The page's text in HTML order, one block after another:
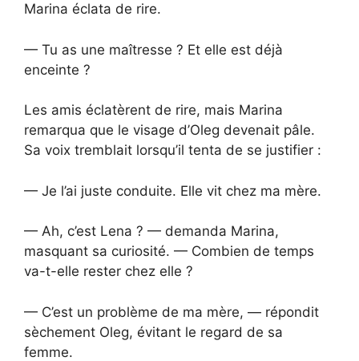
Marina éclata de rire.
— Tu as une maîtresse ? Et elle est déjà
enceinte ?
Les amis éclatèrent de rire, mais Marina
remarqua que le visage d’Oleg devenait pâle.
Sa voix tremblait lorsqu’il tenta de se justifier :
— Je l’ai juste conduite. Elle vit chez ma mère.
— Ah, c’est Lena ? — demanda Marina,
masquant sa curiosité. — Combien de temps
va-t-elle rester chez elle ?
— C’est un problème de ma mère, — répondit
sèchement Oleg, évitant le regard de sa
femme.